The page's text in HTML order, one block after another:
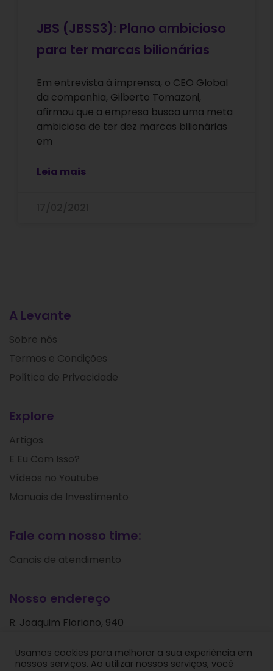
JBS (JBSS3): Plano ambicioso
para ter marcas bilionárias
Em entrevista à imprensa, o CEO Global
da companhia, Gilberto Tomazoni,
afirmou que a empresa busca uma meta
ambiciosa de ter dez marcas bilionárias
em
Leia mais
A Levante
Sobre nós
Termos e Condições
Política de Privacidade
Explore
Artigos
E Eu Com Isso?
Vídeos no Youtube
Manuais de Investimento
Fale com nosso time:
Canais de atendimento
Nosso endereço
R. Joaquim Floriano, 940
São Paulo - SP
Usamos cookies para melhorar a sua experiência em
nossos serviços. Ao utilizar nossos serviços, você